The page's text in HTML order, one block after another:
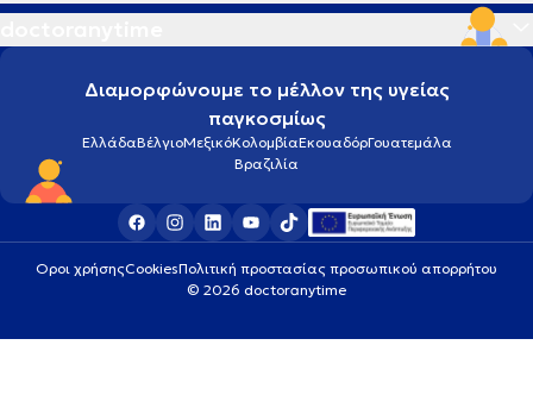
Διαμορφώνουμε το μέλλον της υγείας
παγκοσμίως
ΕλλάδαΒέλγιοΜεξικόΚολομβίαΕκουαδόρΓουατεμάλα
Βραζιλία
Οροι χρήσηςCookiesΠολιτική προστασίας προσωπικού απορρήτου
© 2026 doctoranytime